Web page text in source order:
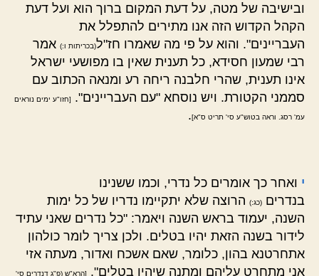
ובישיבה של מטה, על דעת המקום ברוך הוא ועל דעת
הקהל הקדוש הזה אנו מתירים להתפלל את
העבריינים". והוא על פי מה שאמרו חז"ל(בכריתות ו:) אמר
רבי שמעון חסידא, כל תענית שאין בו מפושעי ישראל
אינו תענית, שהרי חלבנה ריחה רע ומנאה הכתוב עם
סממני הקטורת. ויש נוסחא "עם העבריינים".
[חזו"ע ימים נוראים
עמ' רסג. וראה בטוש"ע סי' תריט ס"א].
י ואחר כך אומרים כל נדרי, וכמו ששנינו
בנדרים (כג:) הרוצה שלא יתקיימו נדריו של כל ימות
השנה, יעמוד בראש השנה ויאמר: "כל נדרים שאני עתיד
לידור בשנה הזאת יהיו בטלים. ולכן צריך לומר כולהון
אתחרטנא בהון, כלומר, שאם אשכח ואדור, מעתה אזי
אני מתחרט עליהם ומתנה שיהיו בטלים".
[הרא"ש (פ"ג דנדרים סי'